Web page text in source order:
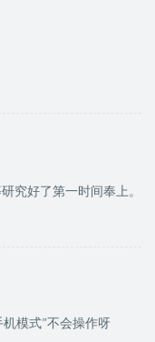
究好了第一时间奉上。
模式”不会操作呀